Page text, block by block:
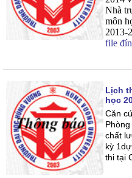
Nhà
môn
2013-
file
Lịch
học
Căn
chất
kỳ
thi tại